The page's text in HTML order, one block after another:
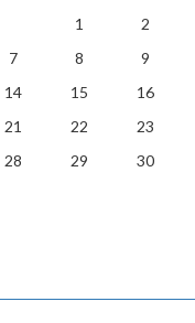
1
2
7 8
9
14 15
16
21 22
23
28 29
30